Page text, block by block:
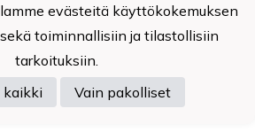
evästeitä käyttökokemuksen
toiminnallisiin ja tilastollisiin
tarkoituksiin.
kaikki
Vain pakolliset